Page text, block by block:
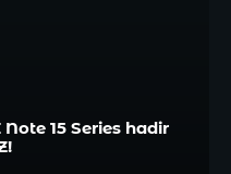
15 Series hadir